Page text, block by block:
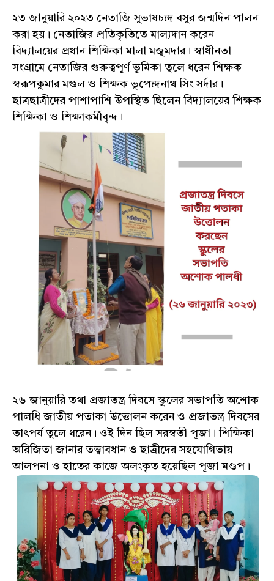
২৩ জানুয়ারি ২০২৩ নেতাজি সুভাষচন্দ্র বসুর জন্মদিন পালন
করা হয়। নেতাজির প্রতিকৃতিতে মাল্যদান করেন
বিদ্যালয়ের প্রধান শিক্ষিকা মালা মজুমদার। স্বাধীনতা
সংগ্রামে নেতাজির গুরুত্বপূর্ণ ভূমিকা তুলে ধরেন শিক্ষক
স্বরূপকুমার মণ্ডল ও শিক্ষক ভূপেন্দ্রনাথ সিং সর্দার।
ছাত্রছাত্রীদের পাশাপাশি উপস্থিত ছিলেন বিদ্যালয়ের শিক্ষক
শিক্ষিকা ও শিক্ষাকর্মীবৃন্দ।
২৬ জানুয়ারি তথা প্রজাতন্ত্র দিবসে স্কুলের সভাপতি অশোক
পালধি জাতীয় পতাকা উত্তোলন করেন ও প্রজাতন্ত্র দিবসের
তাৎপর্য তুলে ধরেন। ওই দিন ছিল সরস্বতী পূজা। শিক্ষিকা
অরিজিতা জানার তত্ত্বাবধান ও ছাত্রীদের সহযোগিতায়
আলপনা ও হাতের কাজে অলংকৃত হয়েছিল পূজা মণ্ডপ।